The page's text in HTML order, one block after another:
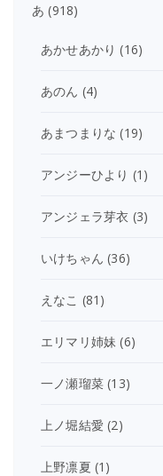
あ (918)
あかせあかり (16)
あのん (4)
あまつまりな (19)
アンジーひより (1)
アンジェラ芽衣 (3)
いけちゃん (36)
えなこ (81)
エリマリ姉妹 (6)
一ノ瀬瑠菜 (13)
上ノ堀結愛 (2)
上野凛夏 (1)